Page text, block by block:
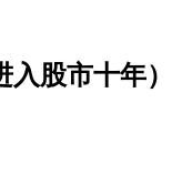
股市十年）